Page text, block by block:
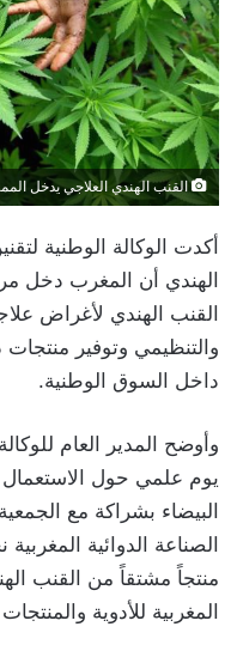
القنب الهندي العلاجي يدخل
أكدت الوكالة الوطنية
الهندي أن المغرب دخل
القنب الهندي لأغراض
والتنظيمي وتوفير
داخل السوق الوطنية.
وأوضح المدير العام
يوم علمي حول الاستعمال
البيضاء بشراكة مع
منتجاً مشتقاً من القنب
المغربية للأدوية